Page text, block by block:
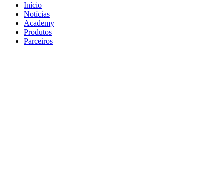
Início
Notícias
Academy
Produtos
Parceiros